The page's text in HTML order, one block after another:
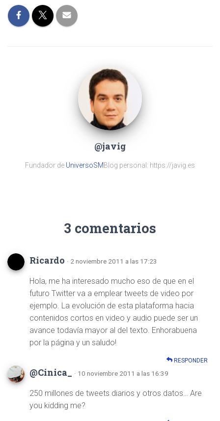
@javig
Fundador de UniversoSMBlog personal: https://javig.es
3 comentarios
Ricardo · 2 noviembre 2011 a las 17:23
Hola, me ha interesado mucho eso de que en el
futuro Twitter va a emplear tweets de video por
ejemplo. La evolución de esta plataforma hacia
contenidos cortos en video y audio puede ser un
avance todavía mayor al del texto. Enhorabuena
por la página y un saludo!
RESPONDER
@Cinica_ · 10 noviembre 2011 a las 16:39
250 millones de tweets diarios y otros datos… Are
you kidding me?